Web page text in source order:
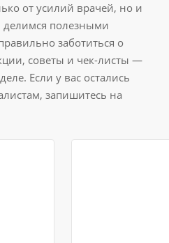
от усилий врачей, но и
делимся полезными
заботиться о
советы и чек-листы —
Если у вас остались
запишитесь на